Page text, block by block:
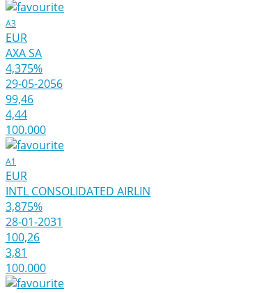
A3
EUR
AXA SA
4,375%
29-05-2056
99,46
4,44
100.000
A1
EUR
INTL CONSOLIDATED AIRLIN
3,875%
28-01-2031
100,26
3,81
100.000